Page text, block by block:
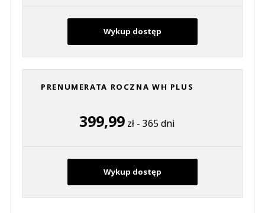
Wykup dostęp
PRENUMERATA ROCZNA WH PLUS
399,99zł - 365 dni
Wykup dostęp